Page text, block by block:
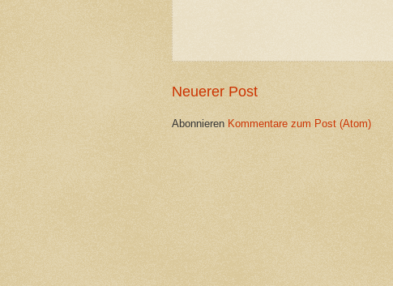
Neuerer Post
Abonnieren Kommentare zum Post (Atom)